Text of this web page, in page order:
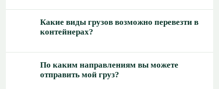
Какие виды грузов возможно перевезти в
контейнерах?
По каким направлениям вы можете
отправить мой груз?